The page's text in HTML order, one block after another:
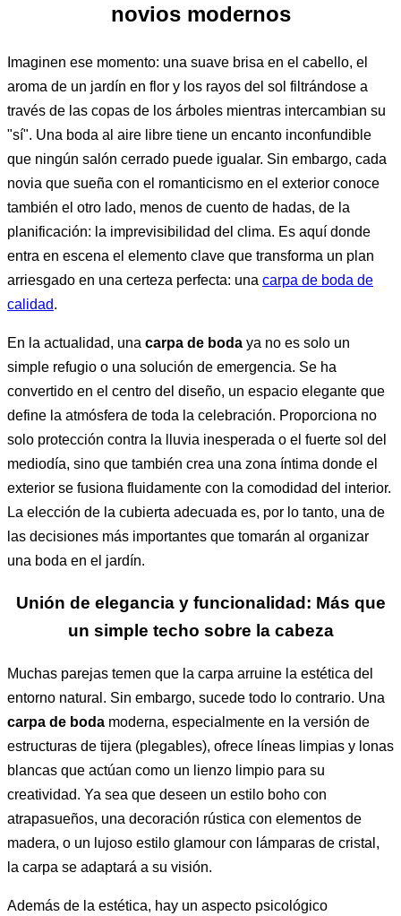
novios modernos
Imaginen ese momento: una suave brisa en el cabello, el
aroma de un jardín en flor y los rayos del sol filtrándose a
través de las copas de los árboles mientras intercambian su
"sí". Una boda al aire libre tiene un encanto inconfundible
que ningún salón cerrado puede igualar. Sin embargo, cada
novia que sueña con el romanticismo en el exterior conoce
también el otro lado, menos de cuento de hadas, de la
planificación: la imprevisibilidad del clima. Es aquí donde
entra en escena el elemento clave que transforma un plan
arriesgado en una certeza perfecta: una carpa de boda de
calidad.
En la actualidad, una carpa de boda ya no es solo un
simple refugio o una solución de emergencia. Se ha
convertido en el centro del diseño, un espacio elegante que
define la atmósfera de toda la celebración. Proporciona no
solo protección contra la lluvia inesperada o el fuerte sol del
mediodía, sino que también crea una zona íntima donde el
exterior se fusiona fluidamente con la comodidad del interior.
La elección de la cubierta adecuada es, por lo tanto, una de
las decisiones más importantes que tomarán al organizar
una boda en el jardín.
Unión de elegancia y funcionalidad: Más que
un simple techo sobre la cabeza
Muchas parejas temen que la carpa arruine la estética del
entorno natural. Sin embargo, sucede todo lo contrario. Una
carpa de boda moderna, especialmente en la versión de
estructuras de tijera (plegables), ofrece líneas limpias y lonas
blancas que actúan como un lienzo limpio para su
creatividad. Ya sea que deseen un estilo boho con
atrapasueños, una decoración rústica con elementos de
madera, o un lujoso estilo glamour con lámparas de cristal,
la carpa se adaptará a su visión.
Además de la estética, hay un aspecto psicológico